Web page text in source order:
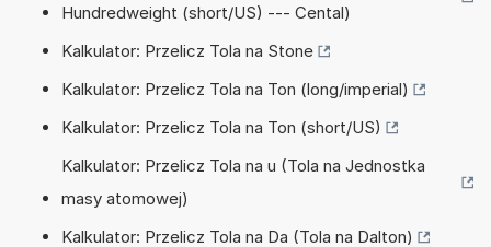
Hundredweight (short/US) --- Cental)
Kalkulator: Przelicz Tola na Stone
Kalkulator: Przelicz Tola na Ton (long/imperial)
Kalkulator: Przelicz Tola na Ton (short/US)
Kalkulator: Przelicz Tola na u (Tola na Jednostka
masy atomowej)
Kalkulator: Przelicz Tola na Da (Tola na Dalton)